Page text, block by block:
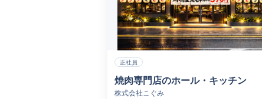
正社員
焼肉専門店のホール・キッチン
株式会社こぐみ